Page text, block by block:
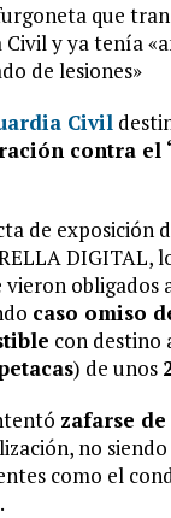
que
Civil y ya tenía
de lesiones»
Civil
contra el
de exposición
DIGITAL,
vieron obligados
caso omiso
con destino
) de unos
zafarse
no
como el